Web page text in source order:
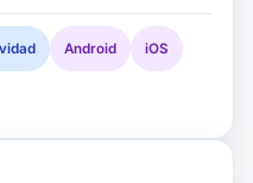
Android iOS